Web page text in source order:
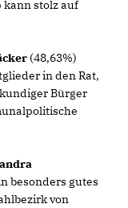
kann stolz auf
(48,63%)
in den Rat,
Bürger
besonders gutes
von